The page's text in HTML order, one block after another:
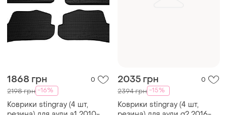
1868 грн 0
2198 грн -16%
Коврики stingray (4 шт,
2035 грн 0
2394 грн -15%
Коврики stingray (4 шт,